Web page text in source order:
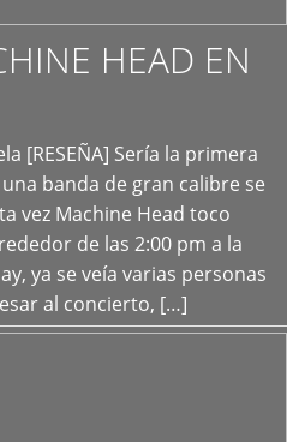
HEAD EN
[RESEÑA] Sería la primera
banda de gran calibre se
vez Machine Head toco
de las 2:00 pm a la
ya se veía varias personas
al concierto, […]